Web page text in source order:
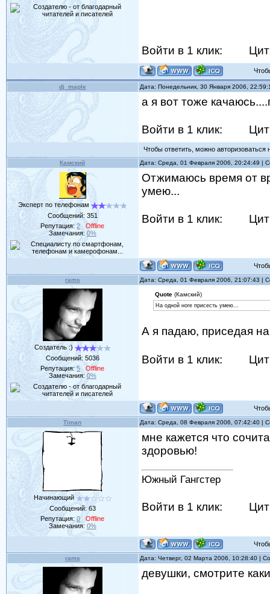
Войти в 1 клик:
dj_maple Дата: Понедельник, 30 Января 2006,
а я вот тоже
Войти в 1 клик:
Чтобы ответить, можно авторизоваться
Камский Дата: Среда, 01 Февраля 2006, 20:24:49 |
Эксперт по телефонам
Сообщений: 351
Репутация:2
Offline
Замечания: 0%
Отжимаюсь время от
умею...
Войти в 1 клик:
rams Дата: Среда, 01 Февраля 2006, 21:07:43 |
Создатель :)
Сообщений: 5036
Репутация:5
Offline
Замечания: 0%
Quote(Камский)
На одной ноге присесть умею...
А я падаю, приседая
Войти в 1 клик:
Timan Дата: Среда, 08 Февраля 2006, 07:42:40 |
Начинающий
Сообщений: 63
Репутация:0
Offline
Замечания: 0%
мне кажется что
здоровью!
Южный Гангстер
Войти в 1 клик:
rams Дата: Четверг, 02 Марта 2006, 10:28:40 |
девушки, смотрите